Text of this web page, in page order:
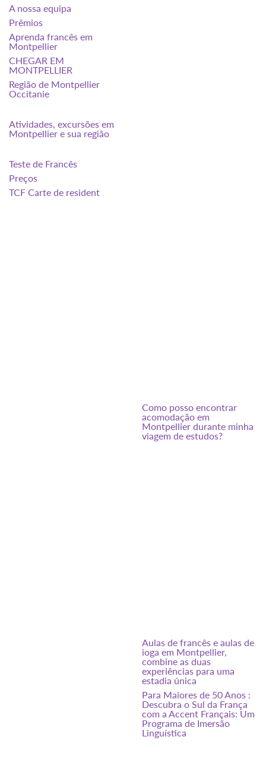
A nossa equipa
Prêmios
Aprenda francês em
Montpellier
CHEGAR EM
MONTPELLIER
Região de Montpellier
Occitanie
Atividades, excursões em
Montpellier e sua região
Teste de Francês
Preços
TCF Carte de resident
Como posso encontrar
acomodação em
Montpellier durante minha
viagem de estudos?
Aulas de francês e aulas de
ioga em Montpellier,
combine as duas
experiências para uma
estadia única
Para Maiores de 50 Anos :
Descubra o Sul da França
com a Accent Français: Um
Programa de Imersão
Linguística